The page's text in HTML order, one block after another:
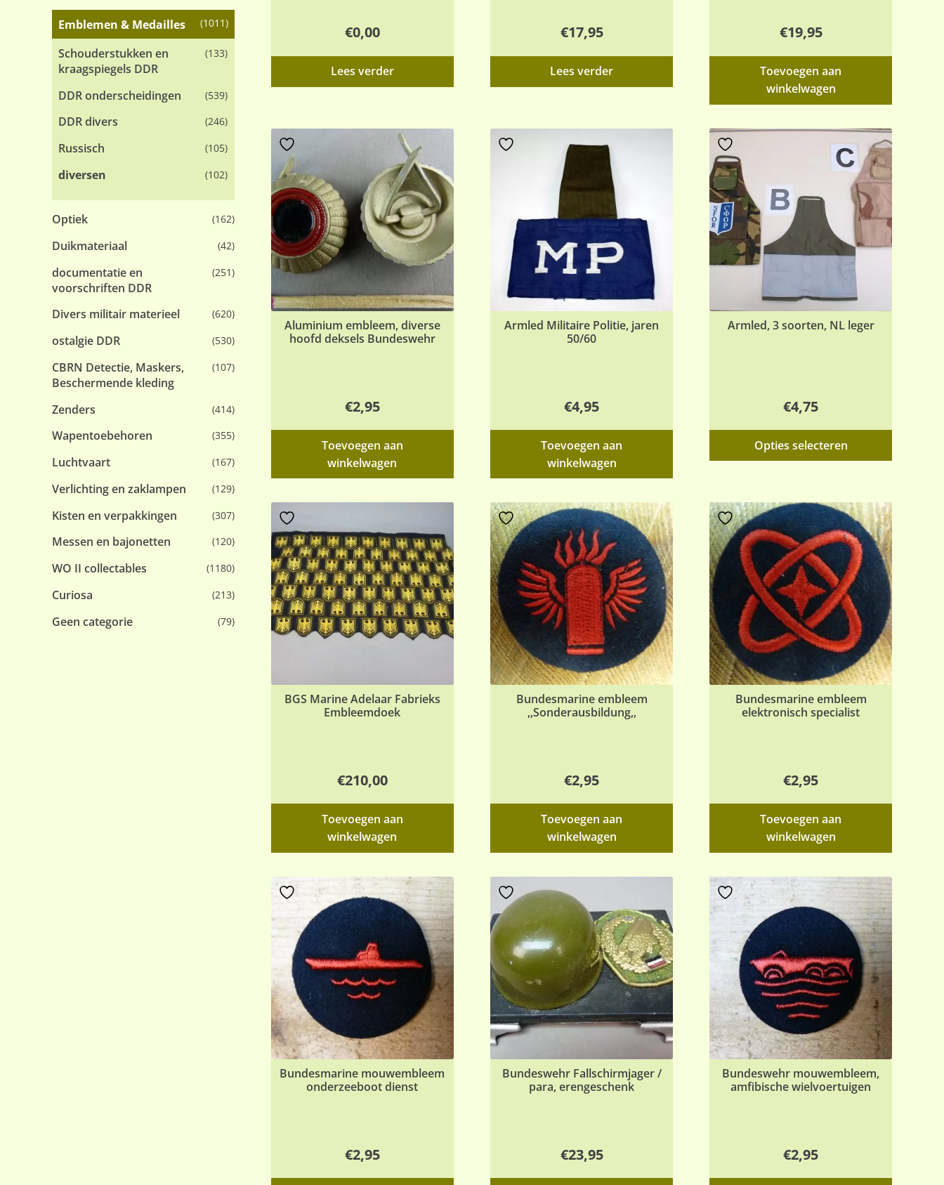
€0,00
Lees verder
€17,95
Lees verder
€19,95
Toevoegen aan
winkelwagen
Aluminium embleem, diverse
hoofd deksels Bundeswehr
€2,95
Toevoegen aan
winkelwagen
Armled Militaire Politie, jaren
50/60
€4,95
Toevoegen aan
winkelwagen
Armled, 3 soorten, NL leger
€4,75
Opties selecteren
variaties.
Deze
optie
kan
gekozen
worden
op
de
BGS Marine Adelaar Fabrieks
Embleemdoek
€210,00
Toevoegen aan
winkelwagen
Bundesmarine embleem
,,Sonderausbildung,,
€2,95
Toevoegen aan
winkelwagen
Bundesmarine embleem
elektronisch specialist
€2,95
Toevoegen aan
winkelwagen
Bundesmarine mouwembleem
onderzeeboot dienst
€2,95
Bundeswehr Fallschirmjager /
para, erengeschenk
€23,95
Bundeswehr mouwembleem,
amfibische wielvoertuigen
€2,95
Emblemen & Medailles (1011)
Schouderstukken en
kraagspiegels DDR
(133)
DDR onderscheidingen (539)
DDR divers (246)
Russisch (105)
diversen (102)
Optiek (162)
Duikmateriaal (42)
documentatie en
voorschriften DDR
(251)
Divers militair materieel (620)
ostalgie DDR (530)
CBRN Detectie, Maskers,
Beschermende kleding
(107)
Zenders (414)
Wapentoebehoren (355)
Luchtvaart (167)
Verlichting en zaklampen (129)
Kisten en verpakkingen (307)
Messen en bajonetten (120)
WO II collectables (1180)
Curiosa (213)
Geen categorie (79)